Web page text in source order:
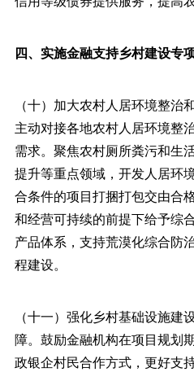
四、实施金融支持乡村建设专
（十）加大农村人居环境整治
主动对接各地农村人居环境整
需求。聚焦农村厕所粪污和生
提升等重点领域，开发人居环
合条件的项目打捆打包交由合
和经营可持续的前提下给予综
产品体系，支持荒漠化综合防
程建设。
（十一）强化乡村基础设施建
障。鼓励金融机构在项目规划
政银企村民合作方式，更好支